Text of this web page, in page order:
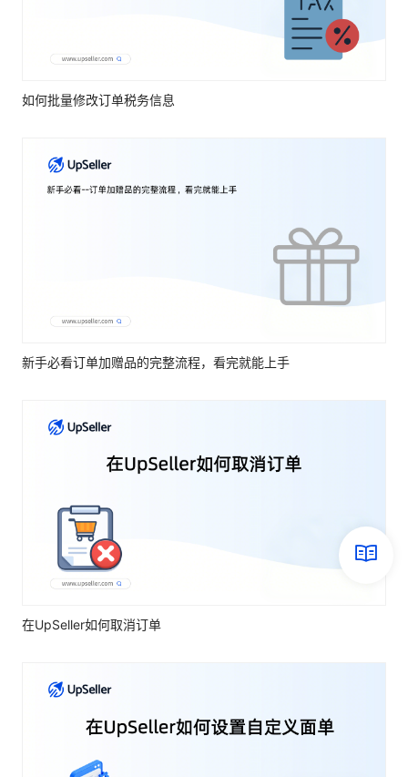
如何批量修改订单税务信息
新手必看订单加赠品的完整流程，看完就能上手
在UpSeller如何取消订单